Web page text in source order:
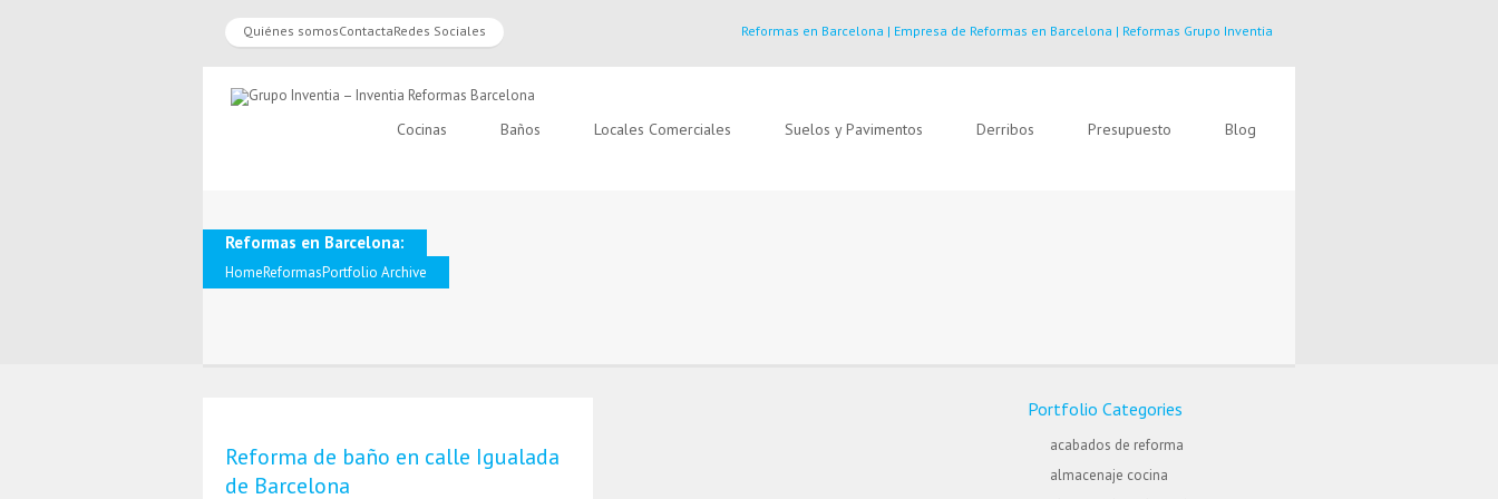
Quiénes somosContactaRedes Sociales Reformas en Barcelona | Empresa de Reformas en Barcelona | Reformas Grupo Inventia
Cocinas Baños Locales Comerciales Suelos y Pavimentos Derribos Presupuesto Blog
Reformas en Barcelona:
HomeReformasPortfolio Archive
Reforma de baño en calle Igualada
de Barcelona
Portfolio Categories
acabados de reforma
almacenaje cocina